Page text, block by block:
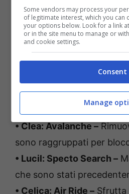
• Shina: Spider Rodeo –
su piattaforme su larga
• Lily: Melissa Poison –
coprono le porte.
Crea un
bugs che protegge da
pozze di lava.
• Clea: Avalanche –
sono raggruppati per
• Lucil: Specto Search –
che sono stati
• Celica: Air Ride – Sfrutta
Some vendors may process your
of legitimate interest, which you can
your options below. Look for a link
or in the site menu to manage or
and cookie settings.
Consent
Manage